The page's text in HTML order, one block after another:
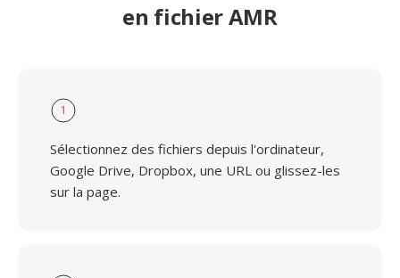
en fichier AMR
1
Sélectionnez des fichiers depuis l'ordinateur,
Google Drive, Dropbox, une URL ou glissez-les
sur la page.